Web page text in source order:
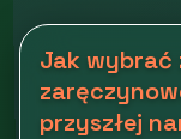
Jak wybrać
przyszłej